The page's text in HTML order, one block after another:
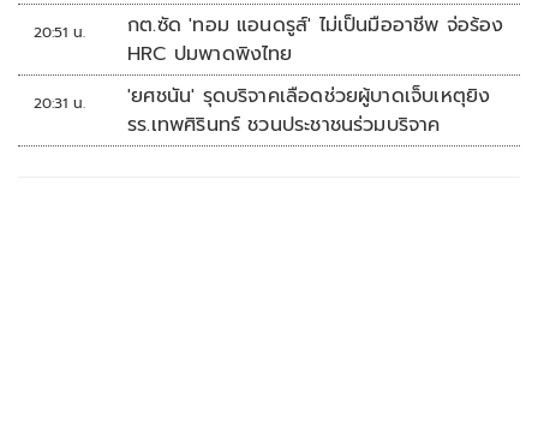
20:51 น.
กต.ซัด 'ทอม แอนดรูส์' ไม่เป็นมืออาชีพ จ่อร้อง
HRC ปมพาดพิงไทย
20:31 น.
'ยศชนัน' รุดบริจาคเลือดช่วยผู้บาดเจ็บเหตุยิง
รร.เทพศิรินทร์ ชวนประชาชนร่วมบริจาค